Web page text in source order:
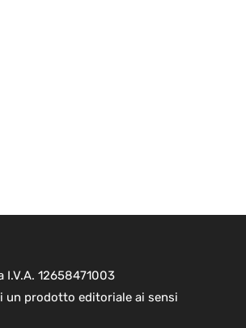
I.V.A. 12658471003
un prodotto editoriale ai sensi